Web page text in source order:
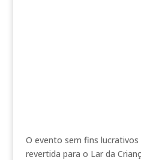
O evento sem fins
revertida para o Lar da